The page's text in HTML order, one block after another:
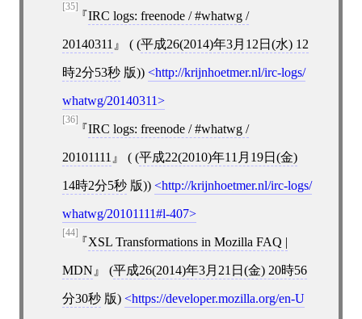
[35]
IRC logs: freenode / #whatwg /
20140311 ( (平成26(2014)年3月12日(水) 12
時2分53秒版)) http://krijnhoetmer.nl/irc-logs/
whatwg/20140311
[36]
IRC logs: freenode / #whatwg /
20101111 ( (平成22(2010)年11月19日(金)
14時2分5秒版)) http://krijnhoetmer.nl/irc-logs/
whatwg/20101111#l-407
[44]
XSL Transformations in Mozilla FAQ |
MDN (平成26(2014)年3月21日(金) 20時56
分30秒版) https://developer.mozilla.org/en-U